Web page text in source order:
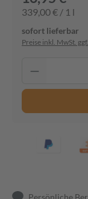
339,00 € / 1 l
sofort lieferbar
Preise inkl. MwSt.
Persönliche